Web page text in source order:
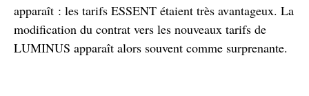
apparaît : les tarifs ESSENT étaient très avantageux. La
modification du contrat vers les nouveaux tarifs de
LUMINUS apparaît alors souvent comme surprenante.